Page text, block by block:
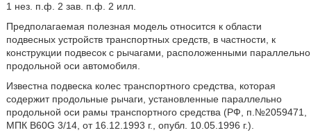
1 нез. п.ф. 2 зав. п.ф. 2 илл.
Предполагаемая полезная модель относится к области
подвесных устройств транспортных средств, в частности, к
конструкции подвесок с рычагами, расположенными параллельно
продольной оси автомобиля.
Известна подвеска колес транспортного средства, которая
содержит продольные рычаги, установленные параллельно
продольной оси рамы транспортного средства (РФ, п.№2059471,
МПК B60G 3/14, от 16.12.1993 г., опубл. 10.05.1996 г.).